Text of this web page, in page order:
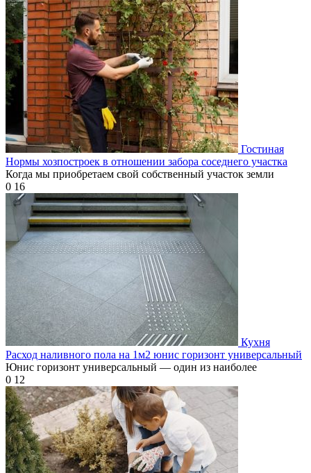
Гостиная
Нормы хозпостроек в отношении забора соседнего участка
Когда мы приобретаем свой собственный участок земли
0 16
Кухня
Расход наливного пола на 1м2 юнис горизонт универсальный
Юнис горизонт универсальный — один из наиболее
0 12